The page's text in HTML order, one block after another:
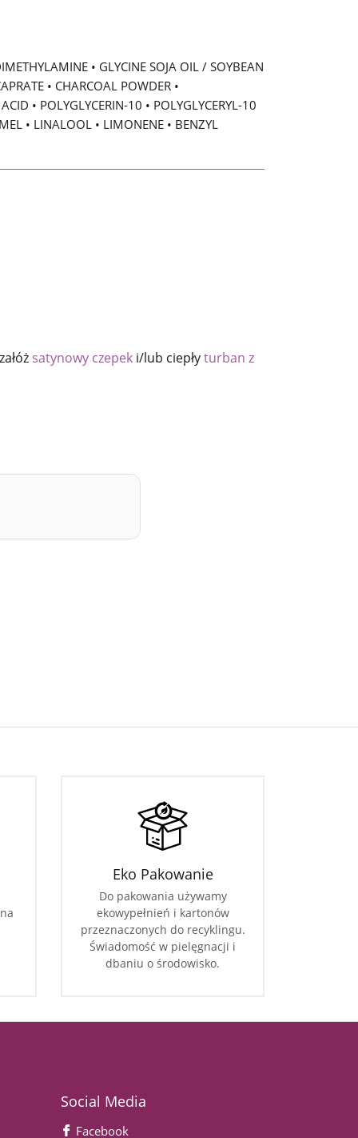
• GLYCINE SOJA OIL / SOYBEAN
• CHARCOAL POWDER •
• POLYGLYCERIN-10 • POLYGLYCERYL-10
• LINALOOL • LIMONENE • BENZYL
satynowy czepek i/lub ciepłyturban z
Eko Pakowanie
Do pakowania używamy
ekowypełnień i kartonów
przeznaczonych do recyklingu.
Świadomość w pielęgnacji i
dbaniu o środowisko.
Social Media
Facebook